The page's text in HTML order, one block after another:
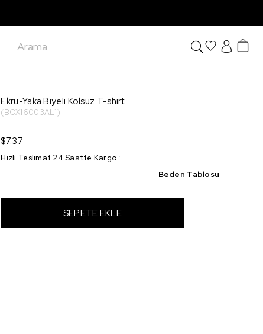
Ekru-Yaka Biyeli Kolsuz T-shirt
(BOX16003AL1)
$7.37
Hızlı Teslimat 24 Saatte Kargo :
Beden Tablosu